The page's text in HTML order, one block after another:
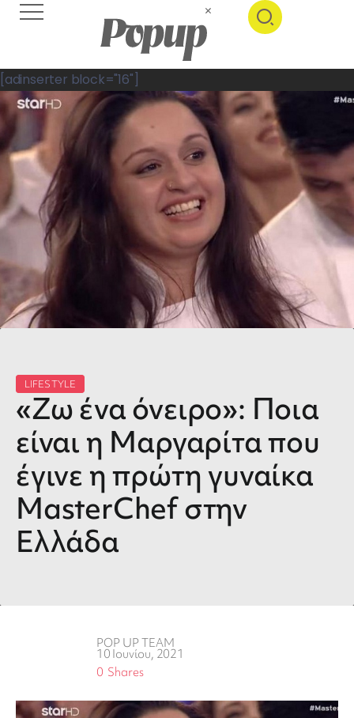
[adinserter block="16"]
LIFESTYLE
«Ζω ένα όνειρο»: Ποια
είναι η Μαργαρίτα που
έγινε η πρώτη γυναίκα
MasterChef στην
Ελλάδα
POP UP TEAM
10 Ιουνίου, 2021
Shares
0